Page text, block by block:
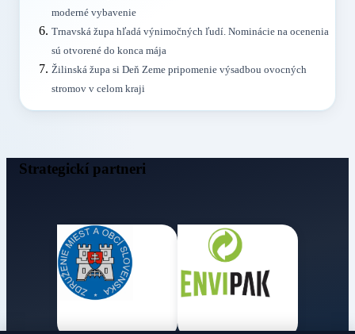
moderné vybavenie
Trnavská župa hľadá výnimočných ľudí. Nominácie na ocenenia
sú otvorené do konca mája
Žilinská župa si Deň Zeme pripomenie výsadbou ovocných
stromov v celom kraji
Strategickí partneri